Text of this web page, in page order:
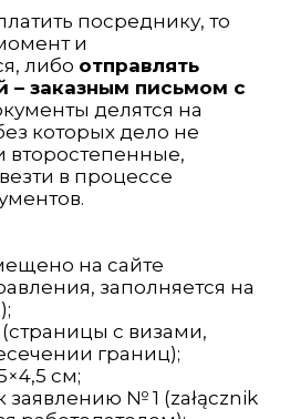
посреднику, то
и
либо отправлять
– заказным письмом с
делятся на
которых дело не
второстепенные,
в процессе
на сайте
заполняется на
с визами,
границ);
см;
№ 1 (załącznik